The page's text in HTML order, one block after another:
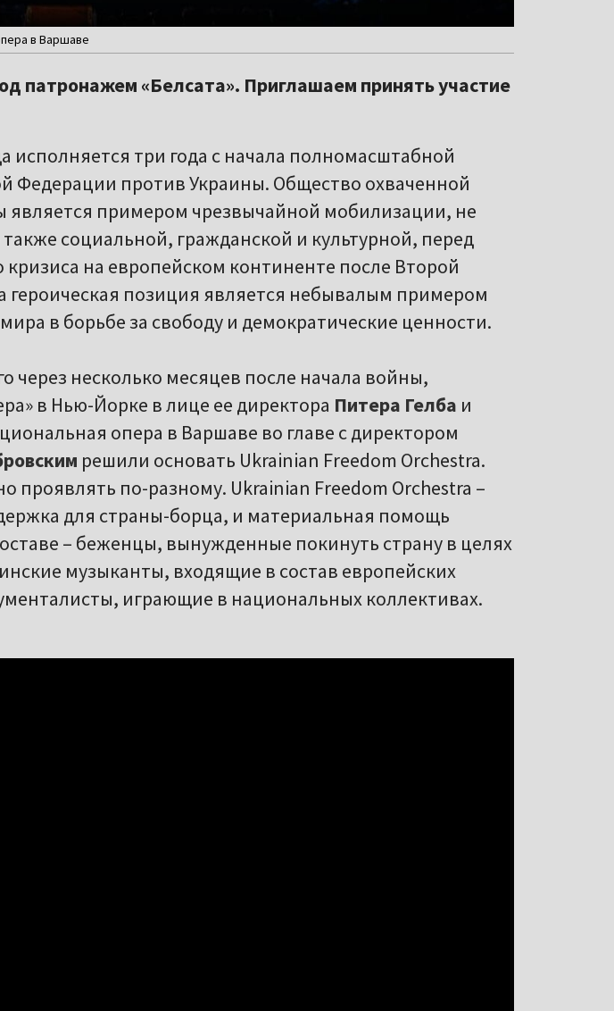
в Варшаве
патронажем «Белсата». Приглашаем принять участие
исполняется три года с начала полномасштабной
Федерации против Украины. Общество охваченной
является примером чрезвычайной мобилизации, не
социальной, гражданской и культурной, перед
на европейском континенте после Второй
героическая позиция является небывалым примером
в борьбе за свободу и демократические ценности.
через несколько месяцев после начала войны,
в Нью-Йорке в лице ее директора Питера Гелба и
опера в Варшаве во главе с директором
решили основать Ukrainian Freedom Orchestra.
проявлять по-разному. Ukrainian Freedom Orchestra –
для страны-борца, и материальная помощь
– беженцы, вынужденные покинуть страну в целях
музыканты, входящие в состав европейских
играющие в национальных коллективах.